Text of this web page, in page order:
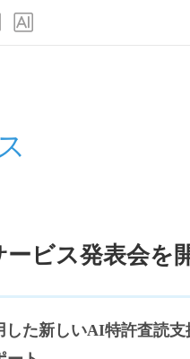
ビス発表会を
た新しいAI特許査読